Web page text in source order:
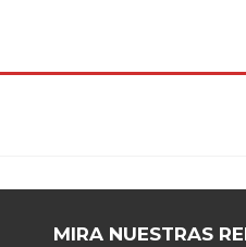
MIRA NUESTRAS